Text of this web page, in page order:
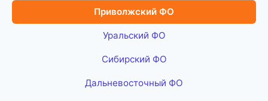
Приволжский ФО
Уральский ФО
Сибирский ФО
Дальневосточный ФО